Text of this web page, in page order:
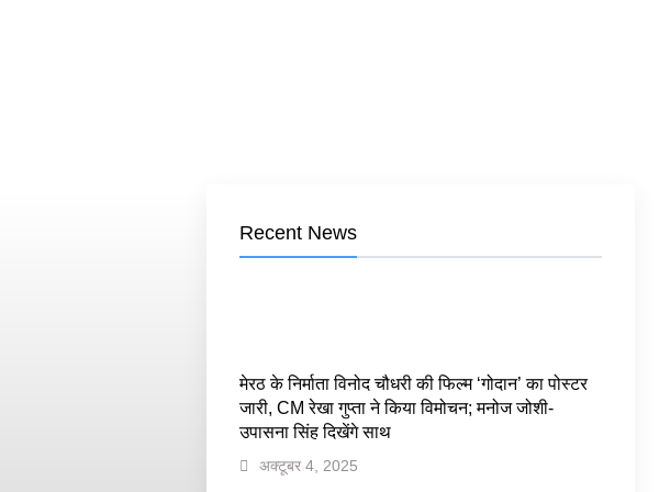
Recent News
मेरठ के निर्माता विनोद चौधरी की फिल्म ‘गोदान’ का पोस्टर
जारी, CM रेखा गुप्ता ने किया विमोचन; मनोज जोशी-
उपासना सिंह दिखेंगे साथ
अक्टूबर 4, 2025